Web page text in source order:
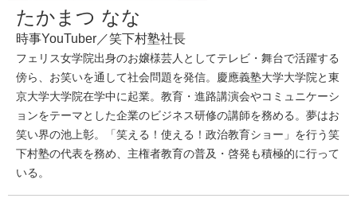
たかまつ なな
時事YouTuber／笑下村塾社長
フェリス女学院出身のお嬢様芸人としてテレビ・舞台で活躍する
傍ら、お笑いを通して社会問題を発信。慶應義塾大学大学院と東
京大学大学院在学中に起業。教育・進路講演会やコミュニケーシ
ョンをテーマとした企業のビジネス研修の講師を務める。夢はお
笑い界の池上彰。「笑える！使える！政治教育ショー」を行う笑
下村塾の代表を務め、主権者教育の普及・啓発も積極的に行って
いる。